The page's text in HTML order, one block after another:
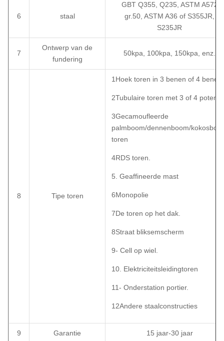
6 staal
GBT Q355, Q235, ASTM A572
gr.50, ASTM A36 of S355JR,
S235JR
7
Ontwerp van de
fundering
50kpa, 100kpa, 150kpa, enz.
8 Tipe toren
1Hoek toren in 3 benen of 4 benen
2Tubulaire toren met 3 of 4 poten
3Gecamoufleerde
palmboom/dennenboom/
toren
4RDS toren.
5. Geaffineerde mast
6Monopolie
7De toren op het dak.
8Straat bliksemscherm
9- Cell op wiel.
10. Elektriciteitsleidingtoren
11- Onderstation portier.
12Andere staalconstructies
9 Garantie 15 jaar-30 jaar